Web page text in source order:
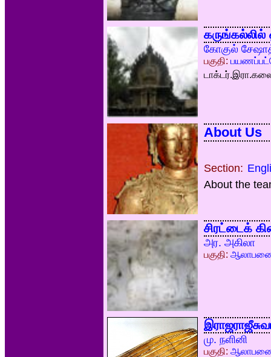
கருங்கல்லில்
கோகுல்
பகுதி:
About Us
Section:
About the
சிரட்டைக்
அர. அகிலா
பகுதி:
மு. நளினி
பகுதி: